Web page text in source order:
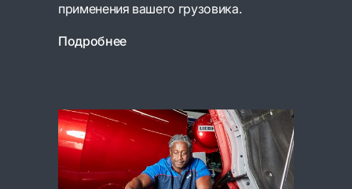
применения вашего грузовика.
Подробнее